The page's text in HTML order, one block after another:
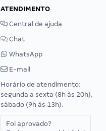
ATENDIMENTO
Central de ajuda
Chat
WhatsApp
E-mail
Horário de atendimento:
segunda a sexta (8h às 20h),
sábado (9h às 13h).
Foi aprovado?